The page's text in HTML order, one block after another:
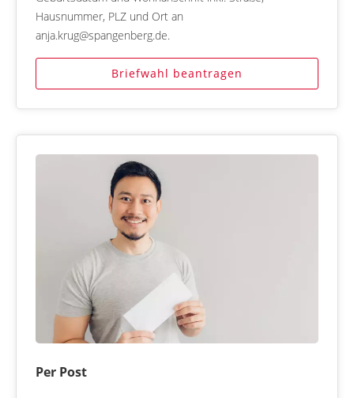
Hausnummer, PLZ und Ort an
anja.krug@spangenberg.de.
Briefwahl beantragen
Per Post